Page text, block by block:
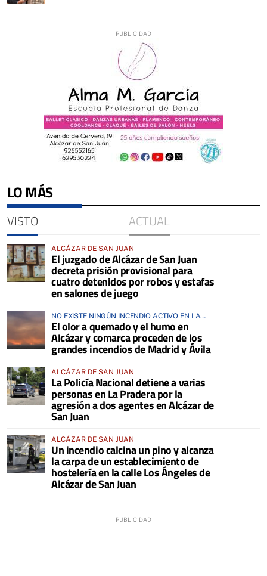
LO MÁS
VISTO ACTUAL
ALCÁZAR DE SAN JUAN
El juzgado de Alcázar de San Juan
decreta prisión provisional para
cuatro detenidos por robos y estafas
en salones de juego
NO EXISTE NINGÚN INCENDIO ACTIVO EN LA
COMARCA
El olor a quemado y el humo en
Alcázar y comarca proceden de los
grandes incendios de Madrid y Ávila
ALCÁZAR DE SAN JUAN
La Policía Nacional detiene a varias
personas en La Pradera por la
agresión a dos agentes en Alcázar de
San Juan
ALCÁZAR DE SAN JUAN
Un incendio calcina un pino y alcanza
la carpa de un establecimiento de
hostelería en la calle Los Ángeles de
Alcázar de San Juan